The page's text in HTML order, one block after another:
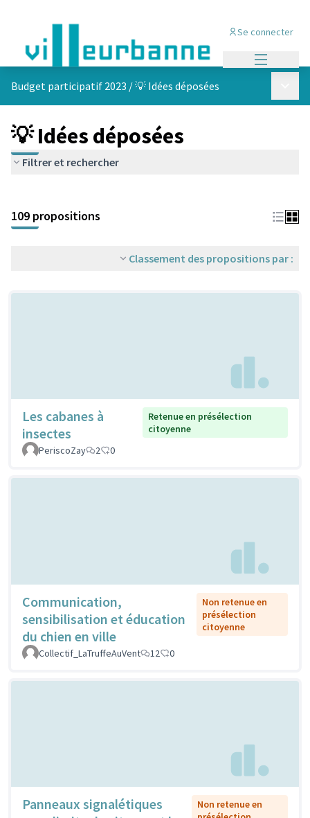
Se connecter
Budget participatif 2023 /💡 Idées déposées
💡 Idées déposées
Filtrer et rechercher
+
−
109 propositions
Classement des propositions par :
Les cabanes à
insectes
Retenue en présélection
citoyenne
PeriscoZay
2 0
Communication,
sensibilisation et éducation
du chien en ville
Non retenue en
présélection
citoyenne
Collectif_LaTruffeAuVent 12 0
Panneaux signalétiques
Non retenue en